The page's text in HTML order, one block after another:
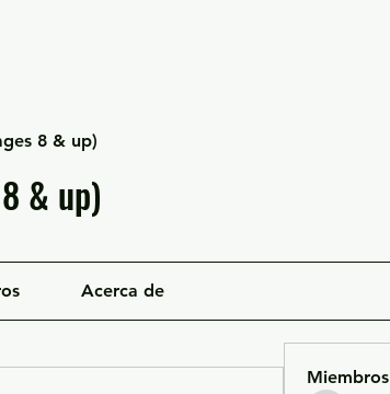
8 & up)
& up)
Acerca de
Miembros